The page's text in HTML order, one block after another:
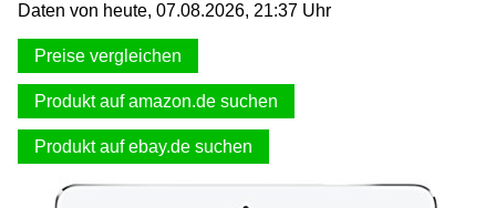
Datenschutz
Impressum
Daten von heute, 07.08.2026, 21:37 Uhr
Preise vergleichen
Produkt auf amazon.de suchen
Produkt auf ebay.de suchen